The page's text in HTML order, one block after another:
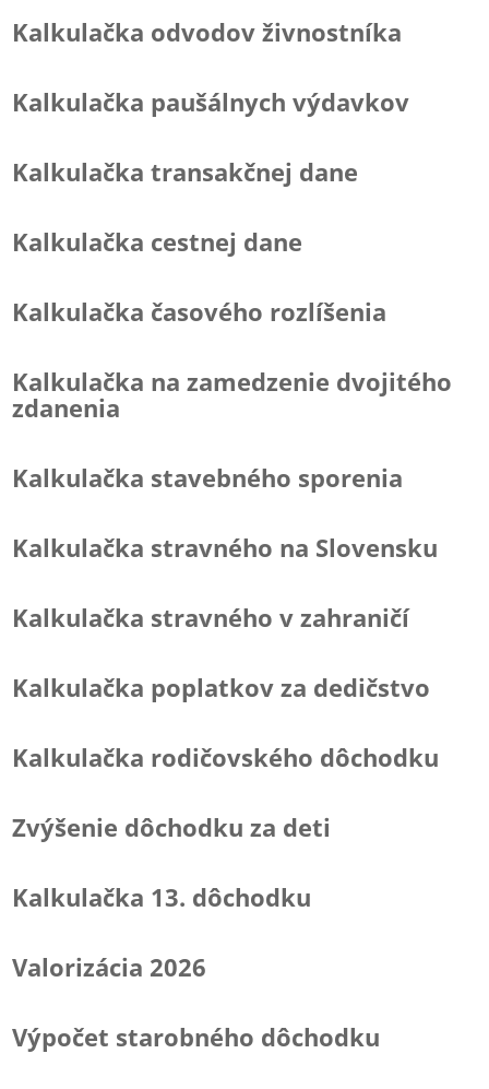
Kalkulačka odvodov živnostníka
Kalkulačka paušálnych výdavkov
Kalkulačka transakčnej dane
Kalkulačka cestnej dane
Kalkulačka časového rozlíšenia
Kalkulačka na zamedzenie dvojitého
zdanenia
Kalkulačka stavebného sporenia
Kalkulačka stravného na Slovensku
Kalkulačka stravného v zahraničí
Kalkulačka poplatkov za dedičstvo
Kalkulačka rodičovského dôchodku
Zvýšenie dôchodku za deti
Kalkulačka 13. dôchodku
Valorizácia 2026
Výpočet starobného dôchodku